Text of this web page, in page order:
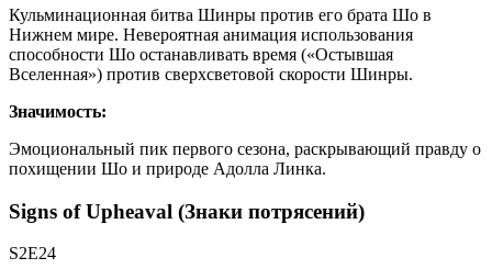
Кульминационная битва Шинры против его брата Шо в
Нижнем мире. Невероятная анимация использования
способности Шо останавливать время («Остывшая
Вселенная») против сверхсветовой скорости Шинры.
Значимость:
Эмоциональный пик первого сезона, раскрывающий правду о
похищении Шо и природе Адолла Линка.
Signs of Upheaval (Знаки потрясений)
S2E24